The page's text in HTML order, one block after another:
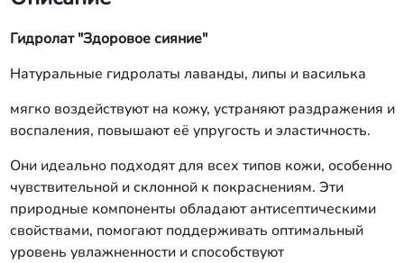
Гидролат "Здоровое сияние"
Натуральные гидролаты лаванды, липы и василька
мягко воздействуют на кожу, устраняют раздражения и
воспаления, повышают её упругость и эластичность.
Они идеально подходят для всех типов кожи, особенно
чувствительной и склонной к покраснениям. Эти
природные компоненты обладают антисептическими
свойствами, помогают поддерживать оптимальный
уровень увлажненности и способствуют